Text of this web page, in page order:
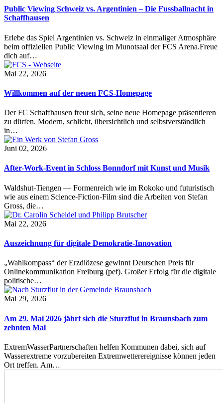
Public Viewing Schweiz vs. Argentinien – Die Fussballnacht in
Schaffhausen
Erlebe das Spiel Argentinien vs. Schweiz in einmaliger Atmosphäre
beim offiziellen Public Viewing im Munotsaal der FCS Arena.Freue
dich auf…
Mai 22, 2026
Willkommen auf der neuen FCS-Homepage
Der FC Schaffhausen freut sich, seine neue Homepage präsentieren
zu dürfen. Modern, schlicht, übersichtlich und selbstverständlich
in…
Juni 02, 2026
After-Work-Event in Schloss Bonndorf mit Kunst und Musik
Waldshut-Tiengen — Formenreich wie im Rokoko und futuristisch
wie aus einem Science-Fiction-Film sind die Arbeiten von Stefan
Gross, die…
Mai 22, 2026
Auszeichnung für digitale Demokratie-Innovation
„Wahlkompass“ der Erzdiözese gewinnt Deutschen Preis für
Onlinekommunikation Freiburg (pef). Großer Erfolg für die digitale
politische…
Mai 29, 2026
Am 29. Mai 2026 jährt sich die Sturzflut in Braunsbach zum
zehnten Mal
ExtremWasserPartnerschaften helfen Kommunen dabei, sich auf
Wasserextreme vorzubereiten Extremwetterereignisse können jeden
Ort treffen. Am…